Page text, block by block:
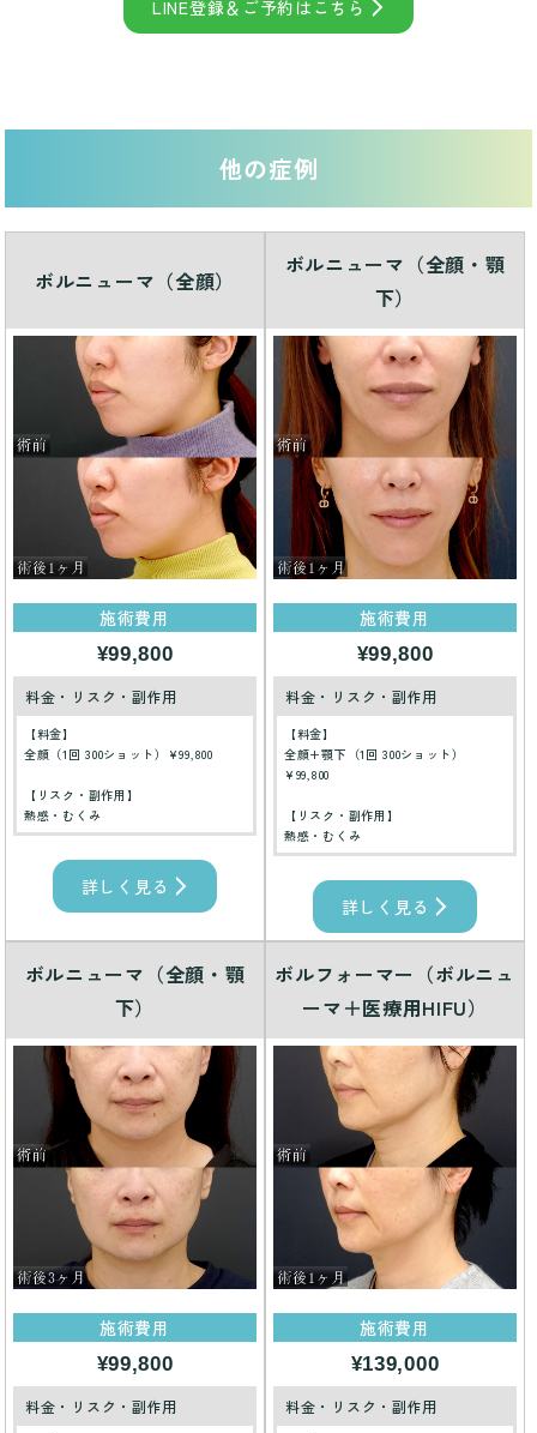
LINE登録＆ご予約はこちら
他の症例
ボルニューマ（全顔）
施術費用
¥99,800
料金・リスク・副作用
【料金】
全顔（1回 300ショット）¥99,800
【リスク・副作用】
熱感・むくみ
詳しく見る
ボルニューマ（全顔・顎
下）
施術費用
¥99,800
料金・リスク・副作用
【料金】
全顔+顎下（1回 300ショット）
¥99,800
【リスク・副作用】
熱感・むくみ
詳しく見る
ボルニューマ（全顔・顎
下）
施術費用
¥99,800
料金・リスク・副作用
ボルフォーマー（ボルニュ
ーマ＋医療用HIFU）
施術費用
¥139,000
料金・リスク・副作用